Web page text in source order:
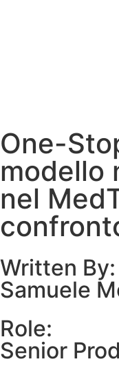
One-
modello
nel
Written By:
Samuele
Role:
Senior